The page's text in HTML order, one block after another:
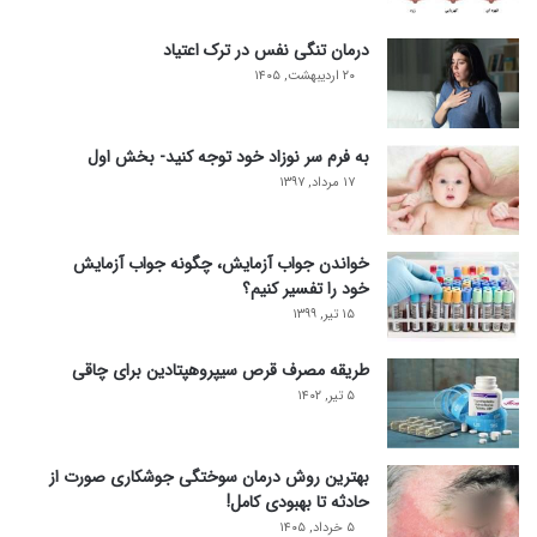
درمان تنگی نفس در ترک اعتیاد
۲۰ اردیبهشت, ۱۴۰۵
به فرم سر نوزاد خود توجه کنید- بخش اول
۱۷ مرداد, ۱۳۹۷
خواندن جواب آزمایش، چگونه جواب آزمایش
خود را تفسیر کنیم؟
۱۵ تیر, ۱۳۹۹
طریقه مصرف قرص سیپروهپتادین برای چاقی
۵ تیر, ۱۴۰۲
بهترین روش درمان سوختگی جوشکاری صورت از
حادثه تا بهبودی کامل!
۵ خرداد, ۱۴۰۵